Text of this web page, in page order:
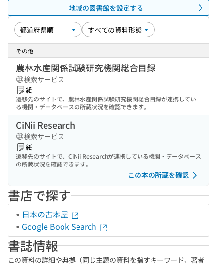
地域の図書館を設定する
その他
農林水産関係試験研究機関総合目録
検索サービス
紙
遷移先のサイトで、農林水産関係試験研究機関総合目録が連携してい
る機関・データベースの所蔵状況を確認できます。
CiNii Research
検索サービス
紙
遷移先のサイトで、CiNii Researchが連携している機関・データベース
の所蔵状況を確認できます。
この本の所蔵を確認
書店で探す
日本の古本屋
Google Book Search
書誌情報
この資料の詳細や典拠（同じ主題の資料を指すキーワード、著者